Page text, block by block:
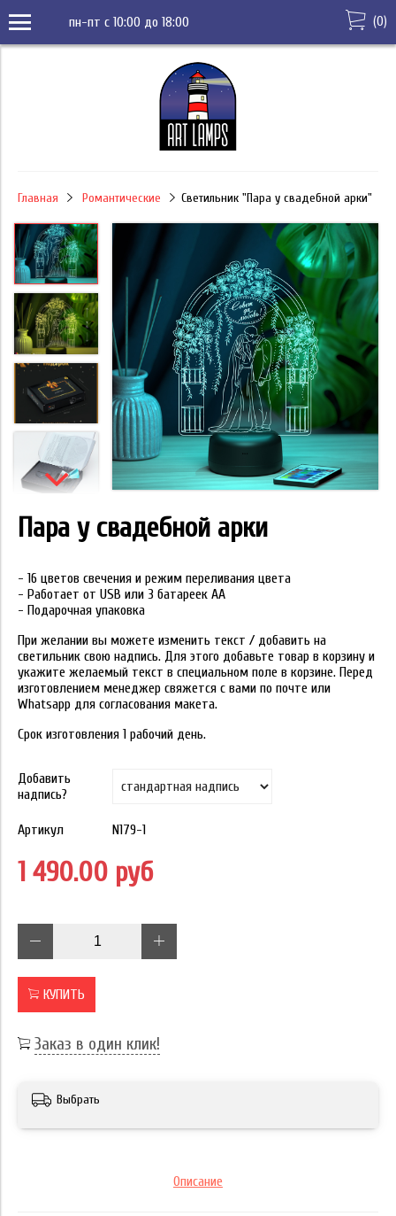
пн-пт с 10:00 до 18:00 (0)
Главная Романтические Светильник "Пара у свадебной арки"
Пара у свадебной арки
- 16 цветов свечения и режим переливания цвета
- Работает от USB или 3 батареек АА
- Подарочная упаковка
При желании вы можете изменить текст / добавить на
светильник свою надпись. Для этого добавьте товар в корзину и
укажите желаемый текст в специальном поле в корзине. Перед
изготовлением менеджер свяжется с вами по почте или
Whatsapp для согласования макета.
Срок изготовления 1 рабочий день.
Добавить
надпись?
Артикул N179-1
1 490.00 руб
КУПИТЬ
Заказ в один клик!
Выбрать
Описание